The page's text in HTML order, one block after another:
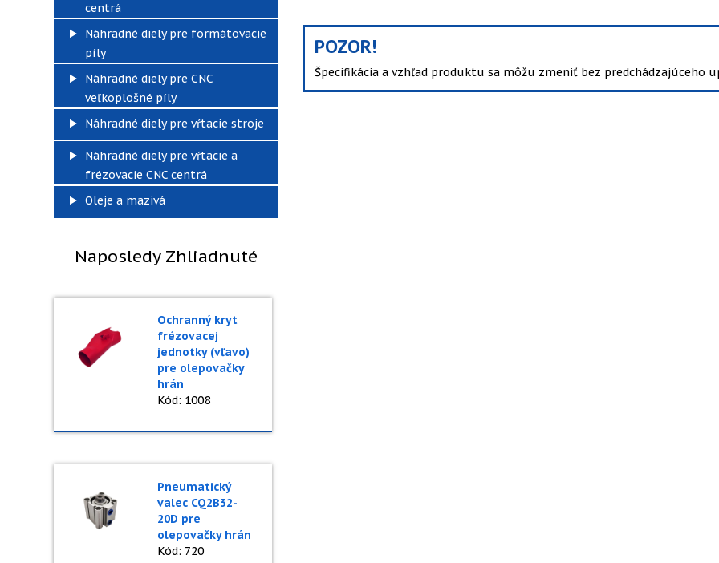
centrá
Náhradné diely pre formátovacie
píly
Náhradné diely pre CNC
veľkoplošné píly
Náhradné diely pre vŕtacie stroje
Náhradné diely pre vŕtacie a
frézovacie CNC centrá
Oleje a mazivá
Naposledy Zhliadnuté
Ochranný kryt
frézovacej
jednotky (vľavo)
pre olepovačky
hrán
Kód: 1008
Pneumatický
valec CQ2B32-
20D pre
olepovačky hrán
Kód: 720
POZOR!
Špecifikácia a vzhľad produktu sa môžu zmeniť bez predchádzajúceho